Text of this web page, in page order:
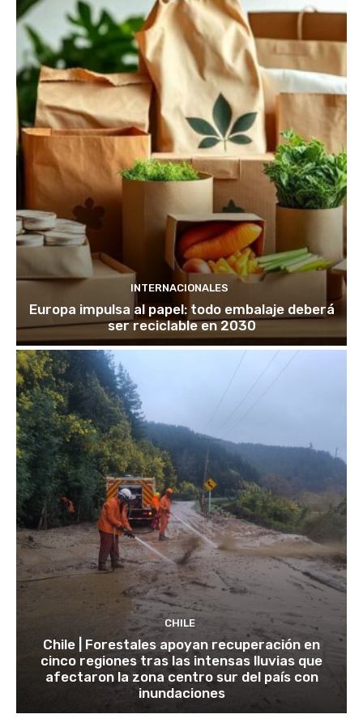
INTERNACIONALES
Europa impulsa al papel: todo embalaje deberá
ser reciclable en 2030
CHILE
Chile | Forestales apoyan recuperación en
cinco regiones tras las intensas lluvias que
afectaron la zona centro sur del país con
inundaciones